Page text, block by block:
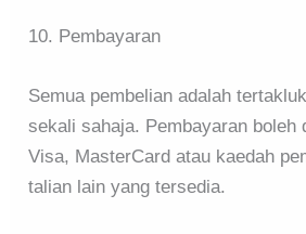
10. Pembayaran
Semua pembelian adalah
sekali sahaja. Pembayaran boleh
Visa, MasterCard atau kaedah
talian lain yang tersedia.